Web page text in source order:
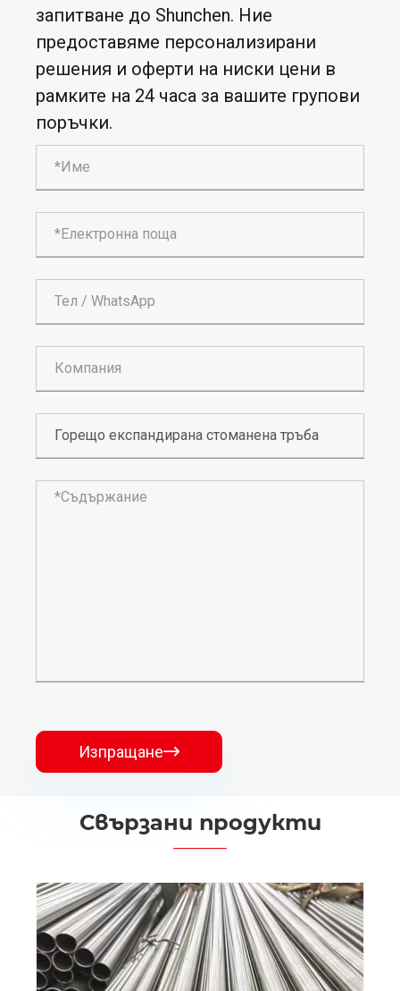
запитване до Shunchen. Ние
предоставяме персонализирани
решения и оферти на ниски цени в
рамките на 24 часа за вашите групови
поръчки.
Изпращане
Свързани продукти
Гореща разширителна тръба
Виж повече >>